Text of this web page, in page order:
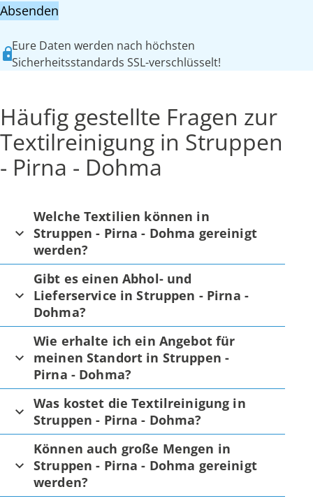
Absenden
Eure Daten werden nach höchsten
Sicherheitsstandards SSL-verschlüsselt!
Häufig gestellte Fragen zur
Textilreinigung in Struppen
- Pirna - Dohma
Welche Textilien können in
Struppen - Pirna - Dohma gereinigt
werden?
Gibt es einen Abhol- und
Lieferservice in Struppen - Pirna -
Dohma?
Wie erhalte ich ein Angebot für
meinen Standort in Struppen -
Pirna - Dohma?
Was kostet die Textilreinigung in
Struppen - Pirna - Dohma?
Können auch große Mengen in
Struppen - Pirna - Dohma gereinigt
werden?